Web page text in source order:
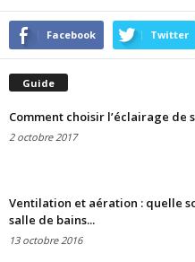
Facebook Twitter
Guide
Comment choisir l’éclairage de
2 octobre 2017
Ventilation et aération : quelle
salle de bains...
13 octobre 2016